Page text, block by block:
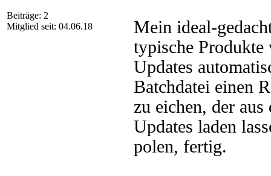
Beiträge: 2
Mitglied seit: 04.06.18
Mein ideal-
typische Produkte
Updates
Batchdatei einen
zu eichen, der
Updates laden
polen, fertig.